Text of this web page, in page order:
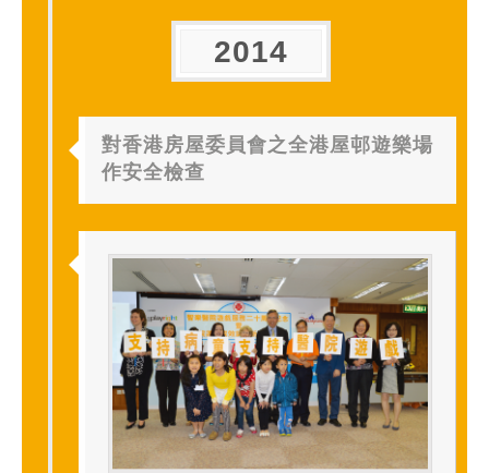
2014
對香港房屋委員會之全港屋邨遊樂場
作安全檢查